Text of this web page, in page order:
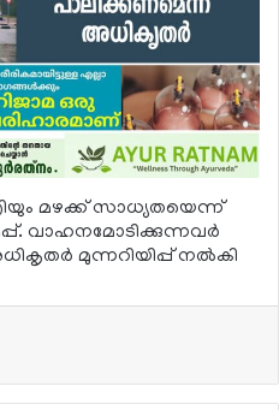
മഴക്ക് സാധ്യതയെന്ന്
വാഹനമോടിക്കുന്നവര്‍
മുന്നറിയിപ്പ് നല്‍കി